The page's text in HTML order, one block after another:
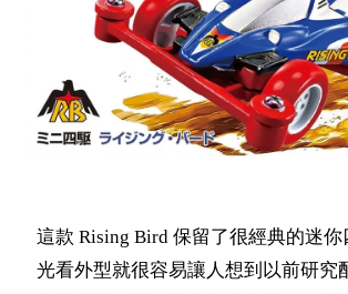
這款 Rising Bird 保留了很經典的迷你
光看外型就很容易讓人想到以前研究